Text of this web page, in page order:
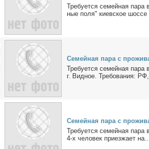
Тре­бу­ет­ся се­мей­ная
ные по­ля" ки­ев­ское шос­се
Се­мей­ная па­ра с
Тре­бу­ет­ся се­мей­ная па­ра
г. Вид­ное. Тре­бо­ва­ния:
Cемей­ная па­ра с
Тре­бу­ет­ся се­мей­ная
4-х че­ло­век при­ез­жа­ет